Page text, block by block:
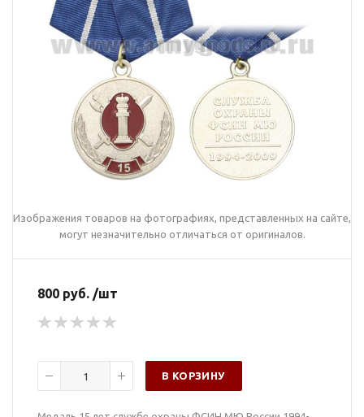
Изображения товаров на фотографиях, представленных на сайте,
могут незначительно отличаться от оригиналов.
800 руб. /шт
В КОРЗИНУ